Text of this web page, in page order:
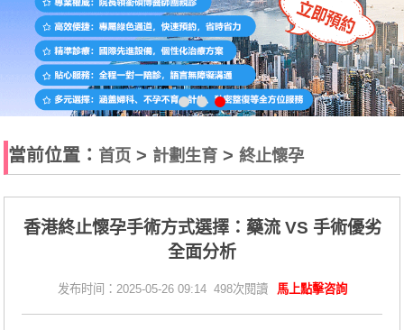
當前位置： 首页 > 計劃生育 >終止懷孕
香港終止懷孕手術方式選擇：藥流 VS 手術優劣
全面分析
发布时间：2025-05-26 09:14 498次閱讀 馬上點擊咨詢